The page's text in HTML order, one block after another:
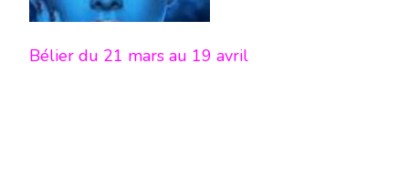
Bélier du 21 mars au 19 avril